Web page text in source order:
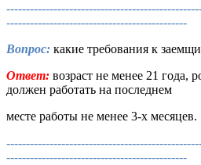
----------------------------------------------
Вопрос: какие требования к
Ответ: возраст не менее 21 года,
должен работать на последнем
месте работы не менее 3-х месяцев.
----------------------------------------------